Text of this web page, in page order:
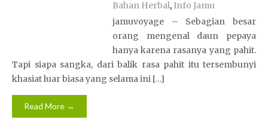
Bahan Herbal, Info Jamu
jamuvoyage – Sebagian besar
orang mengenal daun pepaya
hanya karena rasanya yang pahit.
Tapi siapa sangka, dari balik rasa pahit itu tersembunyi
khasiat luar biasa yang selama ini […]
Read More →